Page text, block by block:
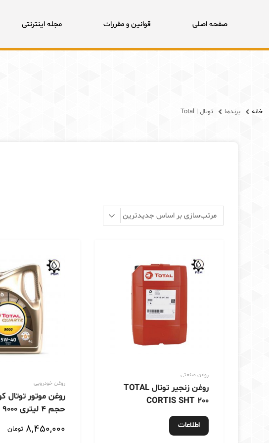
صفحه اصلی قوانین و مقررات مجله اینترنتی
Products search
خانه برندها توتال | Total
روغن صنعتی
روغن زنجیر توتال TOTAL
CORTIS SHT 200
اطلاعات
روغن خودرویی
حجم 4 لیتری 9000
۸,۴۵۰,۰۰۰ تومان
به دلیل عدم ثبات قیمتها،